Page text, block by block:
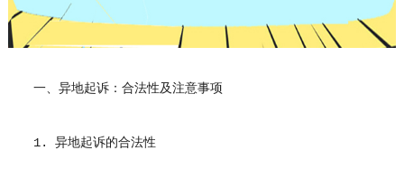
一、异地起诉：合法性及注意事项
1. 异地起诉的合法性